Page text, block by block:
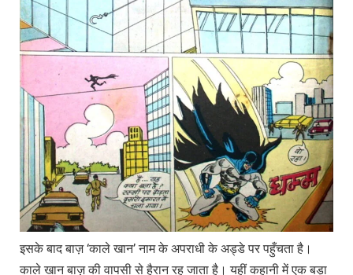
इसके बाद बाज़ ‘काले खान’ नाम के अपराधी के अड्डे पर पहुँचता है।
काले खान बाज़ की वापसी से हैरान रह जाता है। यहीं कहानी में एक बड़ा